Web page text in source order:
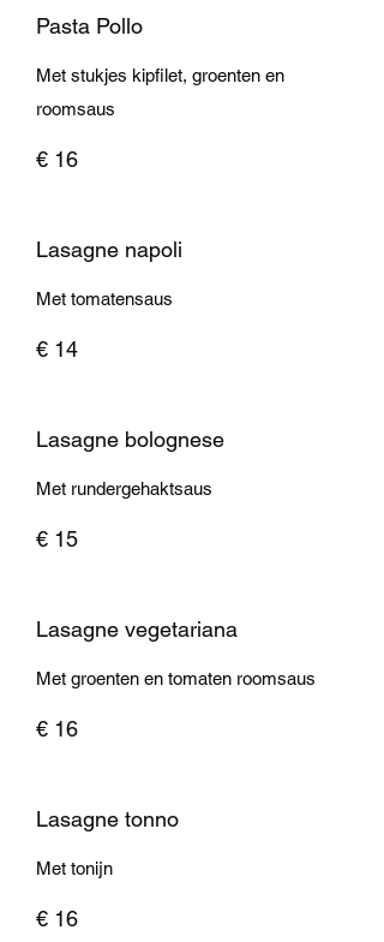
Pasta Pollo
Met stukjes kipfilet, groenten en
roomsaus
€ 16
Lasagne napoli
Met tomatensaus
€ 14
Lasagne bolognese
Met rundergehaktsaus
€ 15
Lasagne vegetariana
Met groenten en tomaten roomsaus
€ 16
Lasagne tonno
Met tonijn
€ 16